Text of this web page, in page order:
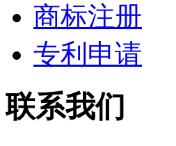
商标注册
专利申请
联系我们